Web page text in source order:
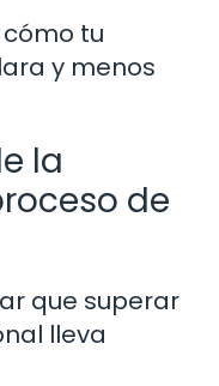
tu
y menos
la
de
que superar
lleva